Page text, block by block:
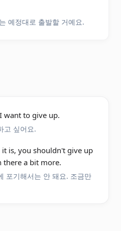
예정대로 출발할 거예요.
want to give up.
고 싶어요.
is, you shouldn't give up
there a bit more.
포기해서는 안 돼요. 조금만